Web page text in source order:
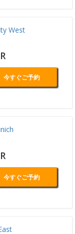
West
今すぐご予約
今すぐご予約